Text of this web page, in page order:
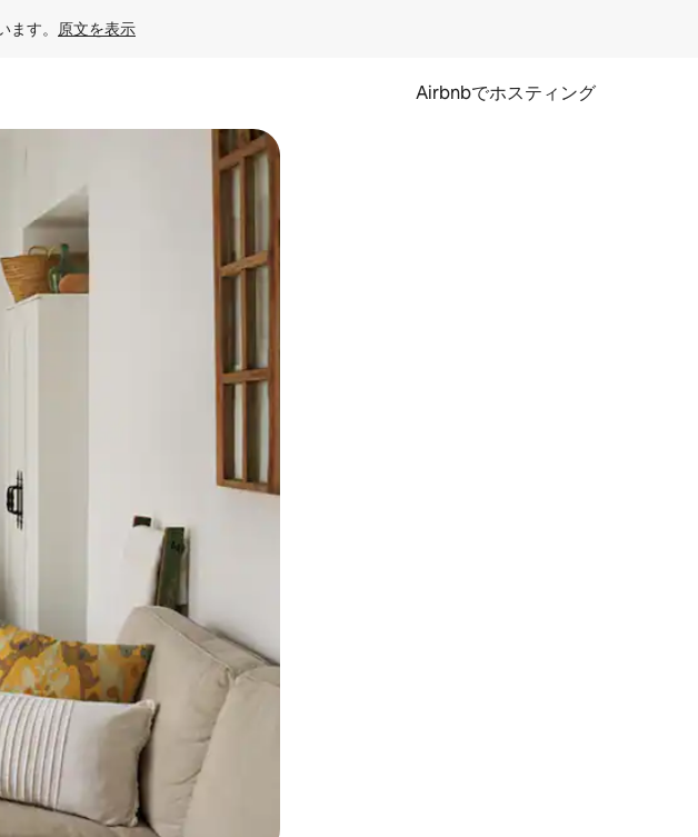
す。 原文を表示
Airbnbでホスティング
検索結果を確認することができます。